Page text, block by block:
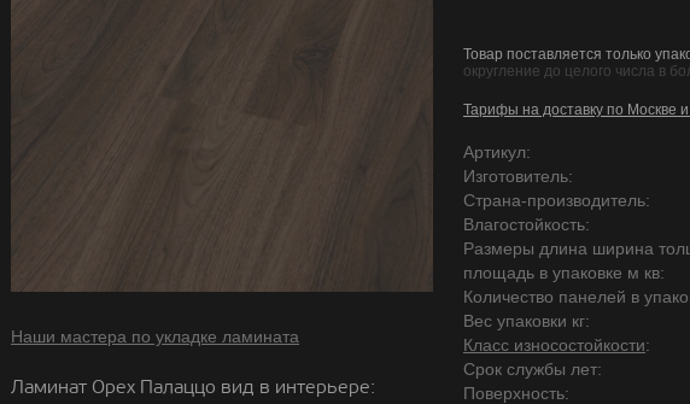
Наши мастера по укладке ламината
Ламинат Орех Палаццо вид в интерьере:
Товар поставляется только
округление до целого числа в
Тарифы на доставку по Москве
Артикул:
Изготовитель:
Страна-производитель:
Влагостойкость:
Размеры длина ширина
площадь в упаковке м кв:
Количество панелей в
Вес упаковки кг:
Класс износостойкости:
Срок службы лет:
Поверхность: